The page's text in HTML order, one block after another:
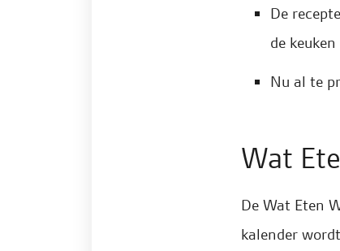
De
de
Nu al te
Wat
De Wat Eten
kalender